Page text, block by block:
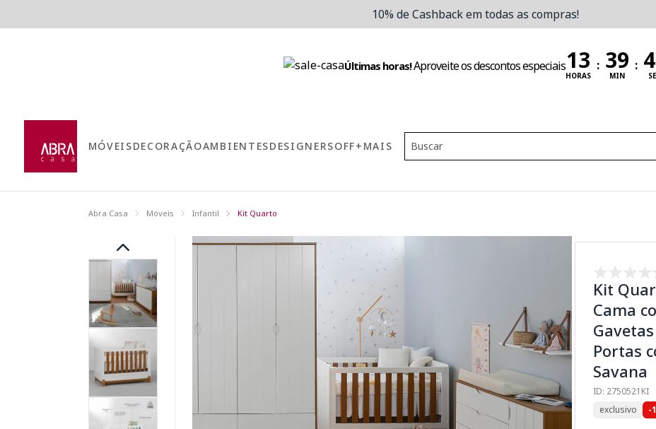
10% de Cashback em todas as compras!
Últimas horas!Aproveite os descontos especiais
HORAS
:
MIN
:
MÓVEISDECORAÇÃOAMBIENTESDESIGNERSOFF+MAIS
Abra Casa Móveis Infantil Kit Quarto
Kit
Cama
Portas
Savana
ID: 2750521KI
exclusivo
-